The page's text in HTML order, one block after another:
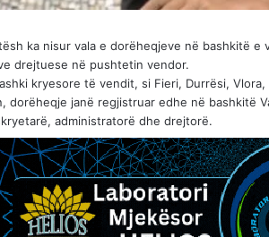
ka nisur vala e dorëheqjeve në bashkitë
drejtuese në pushtetin vendor.
kryesore të vendit, si Fieri, Durrësi,
dorëheqje janë regjistruar edhe në bashkitë
administratorë dhe drejtorë.